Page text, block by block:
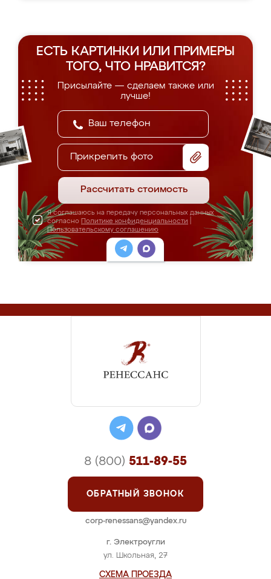
ЕСТЬ КАРТИНКИ ИЛИ ПРИМЕРЫ
ТОГО, ЧТО НРАВИТСЯ?
Присылайте — сделаем также или
лучше!
Прикрепить фото
Рассчитать стоимость
Я соглашаюсь на передачу персональных данных
согласно Политике конфиденциальности
Пользовательскому соглашению
г. Электроугли
ул. Школьная, 27
СХЕМА ПРОЕЗДА
8 (800) 511-89-55
ОБРАТНЫЙ ЗВОНОК
corp-renessans@yandex.ru